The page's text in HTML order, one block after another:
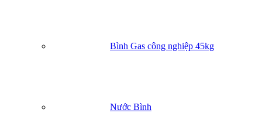
Bình Gas công nghiệp 45kg
Nước Bình